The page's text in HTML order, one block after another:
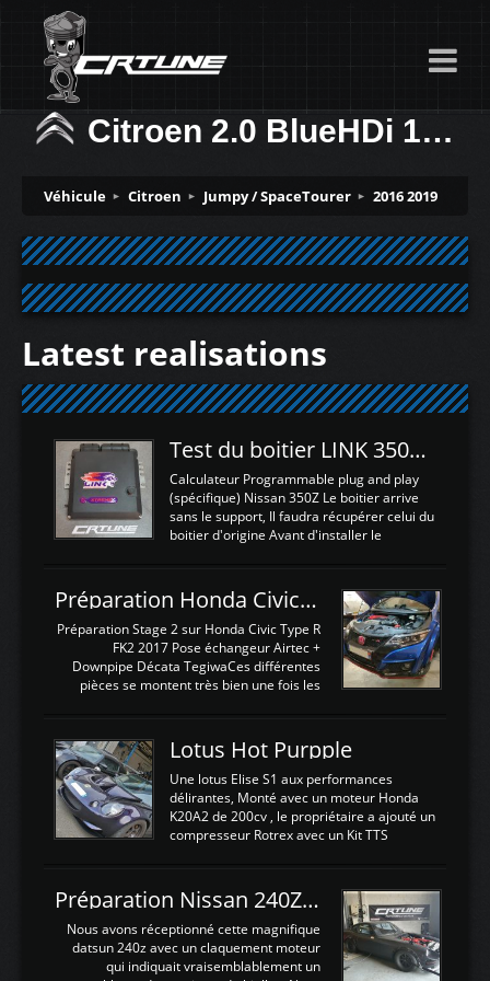
Citroen 2.0 BlueHDi 120ch
Véhicule Citroen Jumpy / SpaceTourer 2016 2019
Latest realisations
Test du boitier LINK 350Z Plugin ECU
Calculateur Programmable plug and play
(spécifique) Nissan 350Z Le boitier arrive
sans le support, Il faudra récupérer celui du
boitier d'origine Avant d'installer le
d'envoyer l'information de la large bande
dans le boitier. sydney sweeney deepfake
La sortie 0-5V de l'afr sera connectée sur
l'entrée AN Volt 8 et GndAN pour
Analogique, et Volt car l'information est une
tension (Pas une résistance variable d'un
est temps de brancher le ...
Préparation Honda Civic Type R FK2
Préparation Stage 2 sur Honda Civic Type R
FK2 2017 Pose échangeur Airtec +
Downpipe Décata TegiwaCes différentes
pièces se montent très bien une fois les
légere découpe du plastique inferieur,
negénant en rien la structure ou le
fonctionnement du fond plat. Une
reprogrammation Stage 2 est faite sur le
calculateur d'origine. Une alternative
économique au passage sur Hondata
d'origine 310cv et 400Nn , Une fois
reprogrammé et les ...
Lotus Hot Purpple
Une lotus Elise S1 aux performances
délirantes, Monté avec un moteur Honda
K20A2 de 200cv , le propriétaire a ajouté un
compresseur Rotrex avec un Kit TTS
d'augmenter la puissance de son moteur:
un watercooler a été ajouté. 300Cv sans
échangeurLa lotus équipée d'un Hondata
Kpro et d'une large bande pour le réglage
Avantages et inconvénients d'un
Préparation Nissan 240Z SR20DET
Nous avons réceptionné cette magnifique
datsun 240z avec un claquement moteur
qui indiquait vraisemblablement un